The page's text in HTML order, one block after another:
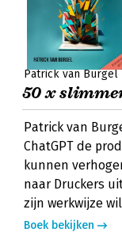
Patrick van Burgel
50 x
Patrick van
ChatGPT de
kunnen
naar Druckers
zijn werkwijze
Boek bekijken